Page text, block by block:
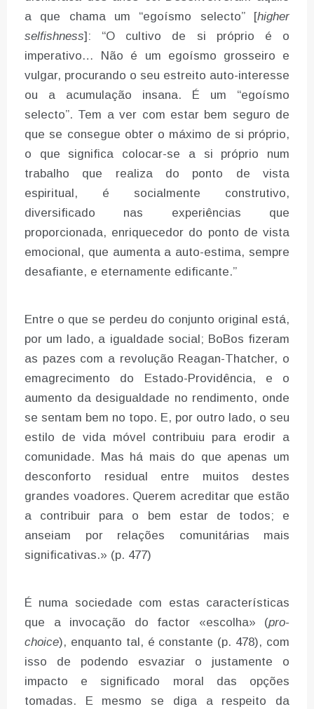
a que chama um “egoísmo selecto” [higher
selfishness]: “O cultivo de si próprio é o
imperativo… Não é um egoísmo grosseiro e
vulgar, procurando o seu estreito auto-interesse
ou a acumulação insana. É um “egoísmo
selecto”. Tem a ver com estar bem seguro de
que se consegue obter o máximo de si próprio,
o que significa colocar-se a si próprio num
trabalho que realiza do ponto de vista
espiritual, é socialmente construtivo,
diversificado nas experiências que
proporcionada, enriquecedor do ponto de vista
emocional, que aumenta a auto-estima, sempre
desafiante, e eternamente edificante.”
Entre o que se perdeu do conjunto original está,
por um lado, a igualdade social; BoBos fizeram
as pazes com a revolução Reagan-Thatcher, o
emagrecimento do Estado-Providência, e o
aumento da desigualdade no rendimento, onde
se sentam bem no topo. E, por outro lado, o seu
estilo de vida móvel contribuiu para erodir a
comunidade. Mas há mais do que apenas um
desconforto residual entre muitos destes
grandes voadores. Querem acreditar que estão
a contribuir para o bem estar de todos; e
anseiam por relações comunitárias mais
significativas.» (p. 477)
É numa sociedade com estas características
que a invocação do factor «escolha» (pro-
choice), enquanto tal, é constante (p. 478), com
isso de podendo esvaziar o justamente o
impacto e significado moral das opções
tomadas. E mesmo se diga a respeito da